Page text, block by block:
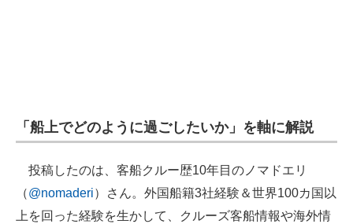
ちょっと気になるネットの話題
「船上でどのように過ごしたいか」を軸に解説
投稿したのは、客船クルー歴10年目のノマドエリ
（@nomaderi）さん。外国船籍3社経験＆世界100カ国以
上を回った経験を生かして、クルーズ客船情報や海外情